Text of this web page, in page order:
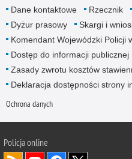
Dane kontaktowe Rzecznik
Dyżur prasowy
Skargi i
Komendant Wojewódzki Policji
Dostęp do informacji publicznej
Zasady zwrotu kosztów
Deklaracja dostępności strony
Ochrona danych
Policja online